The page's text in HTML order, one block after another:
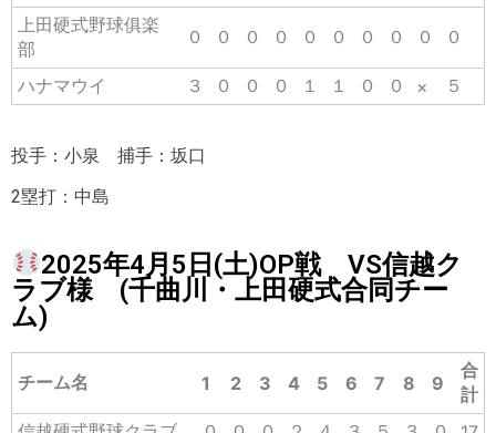
上田硬式野球俱楽
部
０ ０ ０ ０ ０ ０ ０ ０ ０ ０
ハナマウイ ３ ０ ０ ０ １ １ ０ ０ × ５
投手：小泉 捕手：坂口
2塁打：中島
2025年4月5日(土)OP戦 VS信越ク
ラブ様 (千曲川・上田硬式合同チー
ム)
チーム名 1 2 3 4 5 6 7 8 9
合
計